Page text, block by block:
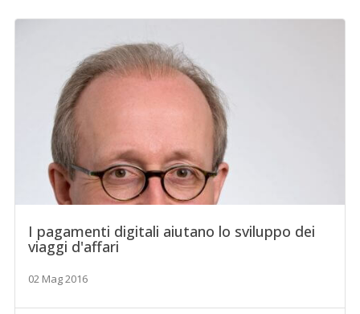
I pagamenti digitali aiutano lo sviluppo dei
viaggi d'affari
02 Mag 2016